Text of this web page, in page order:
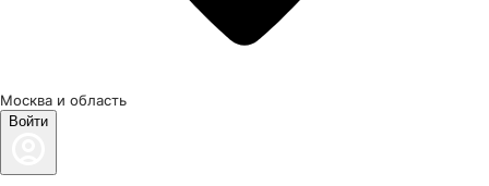
Москва и область
Войти